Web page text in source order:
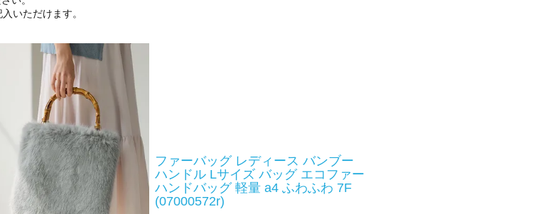
いただけます。
ファーバッグ レディース バンブー
ハンドル Lサイズ バッグ エコファー
ハンドバッグ 軽量 a4 ふわふわ 7F
(07000572r)